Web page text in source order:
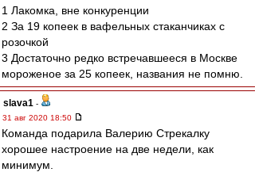
1 Лакомка, вне конкуренции
2 За 19 копеек в вафельных стаканчиках с
розочкой
3 Достаточно редко встречавшееся в Москве
мороженое за 25 копеек, названия не помню.
slava1 -
31 авг 2020 18:50
Команда подарила Валерию Стрекалку
хорошее настроение на две недели, как
минимум.